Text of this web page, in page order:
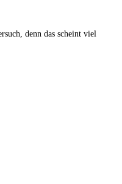
denn das scheint viel